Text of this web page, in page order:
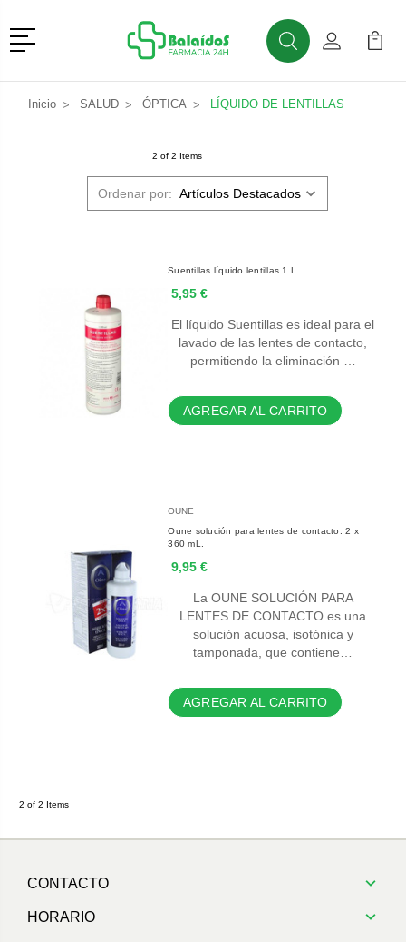
Menú
BuscarMi Cuenta
Mi
Inicio SALUD ÓPTICA LÍQUIDO DE LENTILLAS
2 of 2 Items
Ordenar por:
Suentillas líquido lentillas 1 L
5,95 €
El líquido Suentillas es ideal para el
lavado de las lentes de contacto,
permitiendo la eliminación …
AGREGAR AL CARRITO
OUNE
Oune solución para lentes de contacto. 2 x
360 mL.
9,95 €
La OUNE SOLUCIÓN PARA
LENTES DE CONTACTO es una
solución acuosa, isotónica y
tamponada, que contiene…
AGREGAR AL CARRITO
2 of 2 Items
CONTACTO
HORARIO